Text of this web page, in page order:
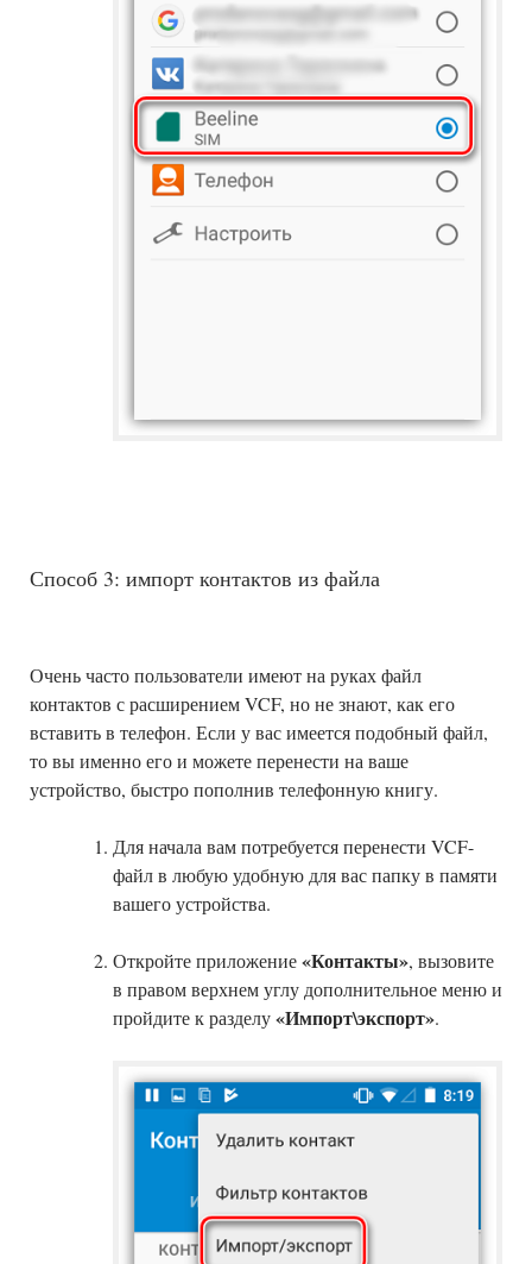
Способ 3: импорт контактов из файла
Очень часто пользователи имеют на руках файл
контактов с расширением VCF, но не знают, как его
вставить в телефон. Если у вас имеется подобный файл,
то вы именно его и можете перенести на ваше
устройство, быстро пополнив телефонную книгу.
Для начала вам потребуется перенести VCF-
файл в любую удобную для вас папку в памяти
вашего устройства.
Откройте приложение«Контакты», вызовите
в правом верхнем углу дополнительное меню и
пройдите к разделу«Импорт\экспорт».